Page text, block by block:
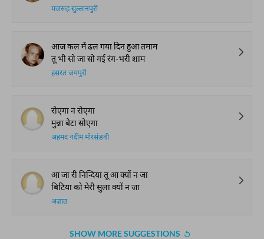
मजरूह सुल्तानपुरी
आज कल में ढल गया दिन हुआ तमाम
तू भी सो जा सो गई रंग-भरी शाम
हसरत जयपुरी
रोएगा न रोएगा
मुन्ना बेटा सोएगा
अहमद नदीम मोरसंडवी
आ जा री निन्दिया तू आ क्यों न जा
बिटिया को मेरी सुला क्यों न जा
अज्ञात
SHOW MORE SUGGESTIONS